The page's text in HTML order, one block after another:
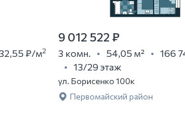
₽/м2
9 012 522 ₽
3 комн. 54,05 м²
166
13/29 этаж
ул. Борисенко 100к
Первомайский район